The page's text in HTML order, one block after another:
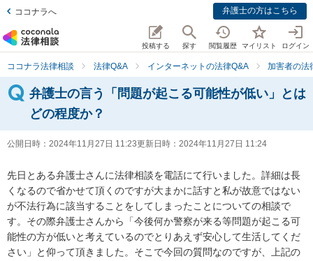
ココナラへ 弁護士の方はこちら
投稿する 探す 閲覧履歴 マイリスト ログイン
ココナラ法律相談 法律Q&A インターネットの法律Q&A 加害者の法
弁護士の言う「問題が起こる可能性が低い」とは
どの程度か？
公開日時： 2024年11月27日 11:23更新日時： 2024年11月27日 11:24
先日とある弁護士さんに法律相談を電話にて行いました。詳細は長
くなるので省かせて頂くのですが大まかに話すと私が故意ではない
が不法行為に該当することをしてしまったことについての相談で
す。その際弁護士さんから「今後何か警察が来る等問題が起こる可
能性の方が低いと考えているのでとりあえず安心して生活してくだ
さい」と仰って頂きました。そこで今回の質問なのですが、上記の